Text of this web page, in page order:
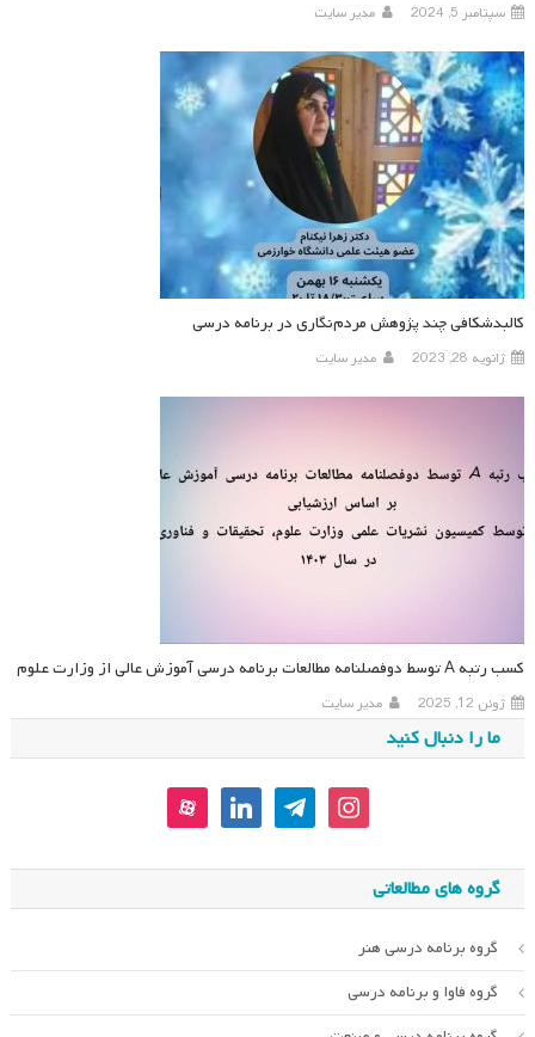
سپتامبر 5, 2024 مدیر سایت
کالبدشکافی چند پژوهش مردم‌نگاری در برنامه درسی
ژانویه 28, 2023 مدیر سایت
کسب رتبه A توسط دوفصلنامه مطالعات برنامه درسی آموزش عالی از وزارت علوم
ژوئن 12, 2025 مدیر سایت
ما را دنبال کنید
instagram
telegram
linkedin
aparat
گروه های مطالعاتی
گروه برنامه درسی هنر
گروه فاوا و برنامه درسی